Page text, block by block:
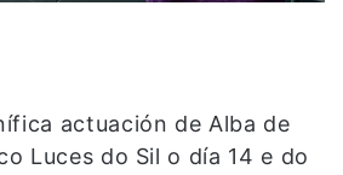
actuación de Alba de
Luces do Sil o día 14 e do